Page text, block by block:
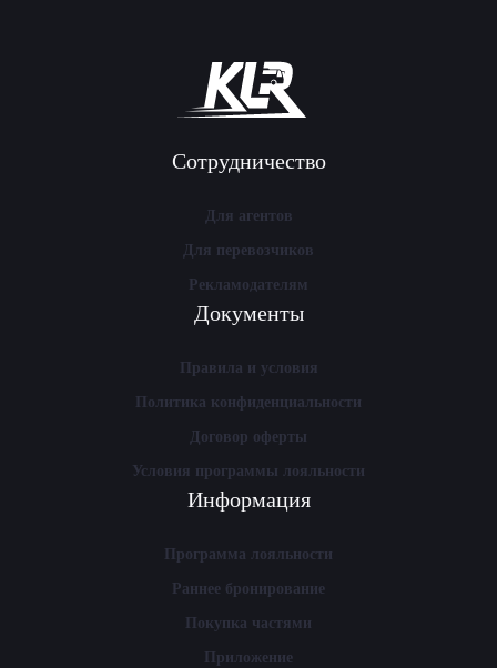
Сотрудничество
Для агентов
Для перевозчиков
Рекламодателям
Документы
Правила и условия
Политика конфиденциальности
Договор оферты
Условия программы лояльности
Информация
Программа лояльности
Раннее бронирование
Покупка частями
Приложение